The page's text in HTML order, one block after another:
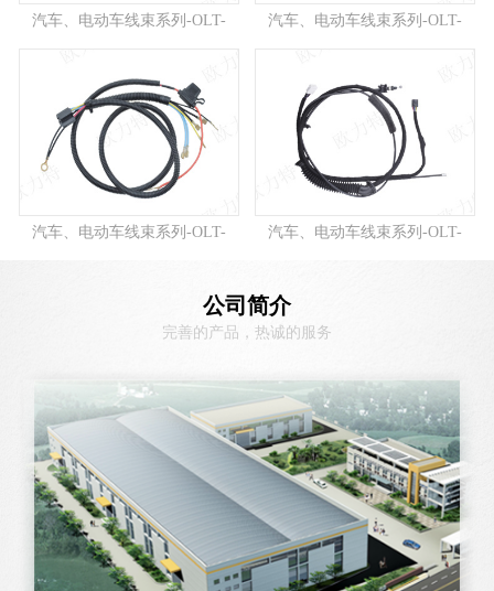
汽车、电动车线束系列-OLT-
汽车、电动车线束系列-OLT-
汽车、电动车线束系列-OLT-
汽车、电动车线束系列-OLT-
公司简介
完善的产品，热诚的服务